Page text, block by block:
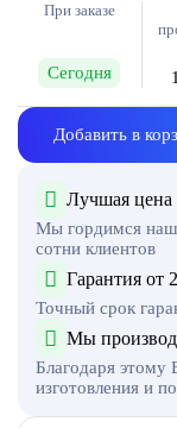
При заказе
Сегодня
Добавить в
Лучшая цена
Мы гордимся
сотни клиентов
Гарантия от
Точный срок
Мы
Благодаря
изготовления и